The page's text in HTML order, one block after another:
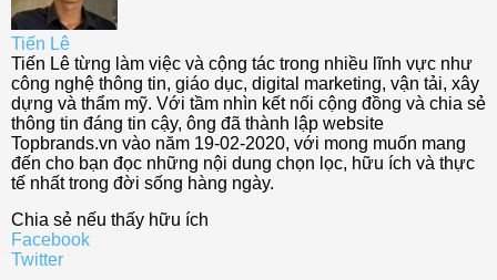
Tiến Lê
Tiến Lê từng làm việc và cộng tác trong nhiều lĩnh vực như
công nghệ thông tin, giáo dục, digital marketing, vận tải, xây
dựng và thẩm mỹ. Với tầm nhìn kết nối cộng đồng và chia sẻ
thông tin đáng tin cậy, ông đã thành lập website
Topbrands.vn vào năm 19-02-2020, với mong muốn mang
đến cho bạn đọc những nội dung chọn lọc, hữu ích và thực
tế nhất trong đời sống hàng ngày.
Chia sẻ nếu thấy hữu ích
Facebook
Twitter